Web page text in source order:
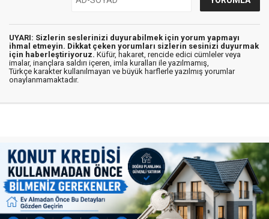
UYARI: Sizlerin seslerinizi duyurabilmek için yorum yapmayı
ihmal etmeyin. Dikkat çeken yorumları sizlerin sesinizi duyurmak
için haberleştiriyoruz. Küfür, hakaret, rencide edici cümleler veya
imalar, inançlara saldırı içeren, imla kuralları ile yazılmamış,
Türkçe karakter kullanılmayan ve büyük harflerle yazılmış yorumlar
onaylanmamaktadır.